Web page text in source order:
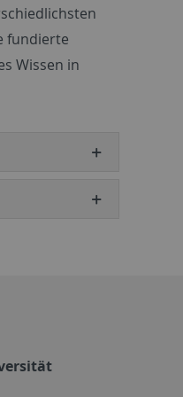
fundierte
Wissen in